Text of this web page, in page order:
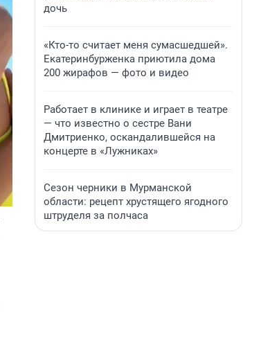
дочь
«Кто-то считает меня сумасшедшей».
Екатеринбурженка приютила дома
200 жирафов — фото и видео
Работает в клинике и играет в театре
— что известно о сестре Вани
Дмитриенко, оскандалившейся на
концерте в «Лужниках»
Сезон черники в Мурманской
области: рецепт хрустящего ягодного
штруделя за полчаса